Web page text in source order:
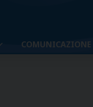
COMUNICAZIONE